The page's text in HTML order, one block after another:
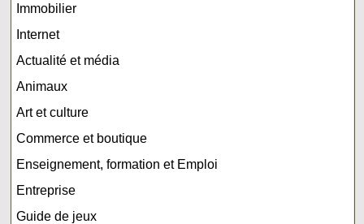
Immobilier
Internet
Actualité et média
Animaux
Art et culture
Commerce et boutique
Enseignement, formation et Emploi
Entreprise
Guide de jeux